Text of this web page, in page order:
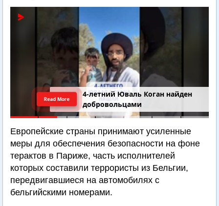
4-летний Юваль Коган найден
добровольцами
Read More
Европейские страны принимают усиленные
меры для обеспечения безопасности на фоне
терактов в Париже, часть исполнителей
которых составили террористы из Бельгии,
передвигавшиеся на автомобилях с
бельгийскими номерами.